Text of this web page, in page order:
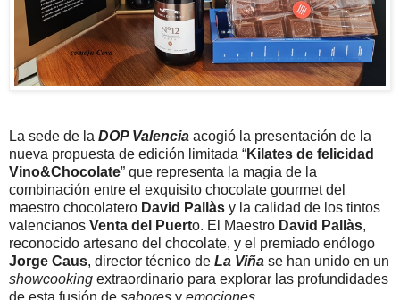
La sede de la DOP Valencia acogió la presentación de la
nueva propuesta de edición limitada “Kilates de felicidad
Vino&Chocolate” que representa la magia de la
combinación entre el exquisito chocolate gourmet del
maestro chocolatero David Pallàs y la calidad de los tintos
valencianos Venta del Puerto. El Maestro David Pallàs,
reconocido artesano del chocolate, y el premiado enólogo
Jorge Caus, director técnico de La Viña se han unido en un
showcooking extraordinario para explorar las profundidades
de esta fusión de sabores y emociones.